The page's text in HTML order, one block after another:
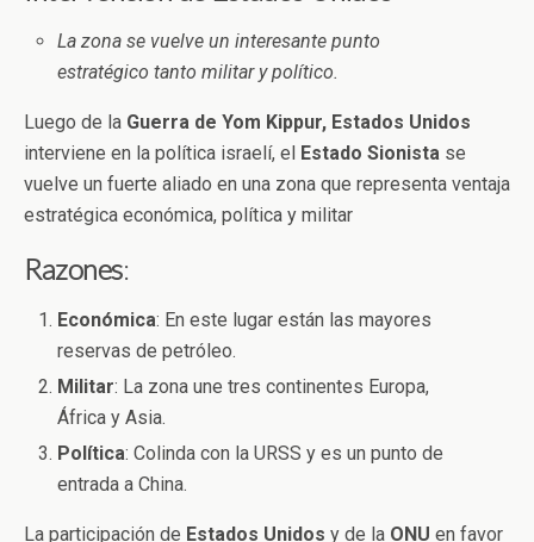
La zona se vuelve un interesante punto
estratégico tanto militar y político.
Luego de la Guerra de Yom Kippur, Estados Unidos
interviene en la política israelí, el Estado Sionista se
vuelve un fuerte aliado en una zona que representa ventaja
estratégica económica, política y militar
Razones:
Económica: En este lugar están las mayores
reservas de petróleo.
Militar: La zona une tres continentes Europa,
África y Asia.
Política: Colinda con la URSS y es un punto de
entrada a China.
La participación de Estados Unidos y de la ONU en favor